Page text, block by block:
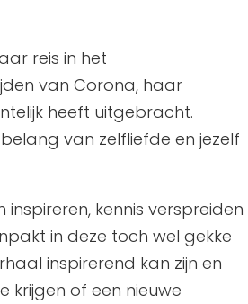
reis in het
van Corona, haar
heeft uitgebracht.
van zelfliefde en jezelf
kennis verspreiden
in deze toch wel gekke
inspirerend kan zijn en
krijgen of een nieuwe